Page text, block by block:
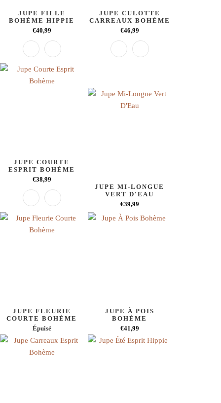
JUPE FILLE
BOHÈME HIPPIE
€40,99
JUPE CULOTTE
CARREAUX BOHÈME
€46,99
JUPE COURTE
ESPRIT BOHÈME
€38,99
JUPE MI-LONGUE
VERT D'EAU
€39,99
JUPE FLEURIE
COURTE BOHÈME
Épuisé
JUPE À POIS
BOHÈME
€41,99